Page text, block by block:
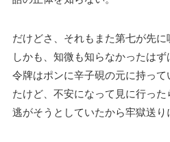
だけどさ、それもまた第七が先に
しかも、知微も知らなかったはず
令牌はポンに辛子硯の元に持っ
たけど、不安になって見に行っ
逃がそうとしていたから牢獄送り